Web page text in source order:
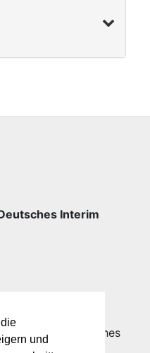
und
Interim
Deutsches